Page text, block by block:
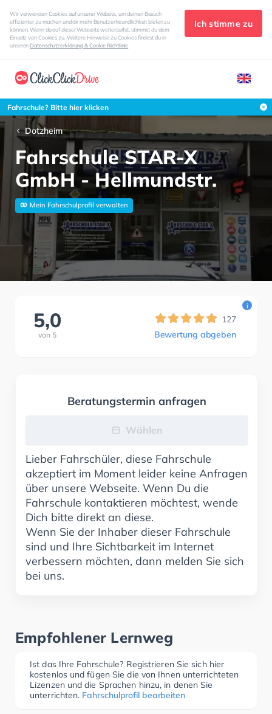
Wir verwenden Cookies auf unserer Website, um deinen Besuch
effizienter zu machen und dir mehr Benutzerfreundlichkeit bieten zu
können. Wenn du auf dieser Webseite weitersurfst, stimmst du dem
Einsatz von Cookies zu. Weitere Hinweise zu Cookies findest du in
unserenDatenschutzerklärung & Cookie Richtlinie
Ich stimme zu
Fahrschule? Bitte hier klicken
Dotzheim
Fahrschule STAR-X
GmbH - Hellmundstr.
Mein Fahrschulprofil verwalten
5,0
von 5
127
Bewertung abgeben
i
Beratungstermin anfragen
Wählen
Lieber Fahrschüler, diese Fahrschule
akzeptiert im Moment leider keine Anfragen
über unsere Webseite. Wenn Du die
Fahrschule kontaktieren möchtest, wende
Dich bitte direkt an diese.
Wenn Sie der Inhaber dieser Fahrschule
sind und Ihre Sichtbarkeit im Internet
verbessern möchten, dann melden Sie sich
bei uns.
Empfohlener Lernweg
Ist das Ihre Fahrschule? Registrieren Sie sich hier
kostenlos und fügen Sie die von Ihnen unterrichteten
Lizenzen und die Sprachen hinzu, in denen Sie
unterrichten. Fahrschulprofil bearbeiten